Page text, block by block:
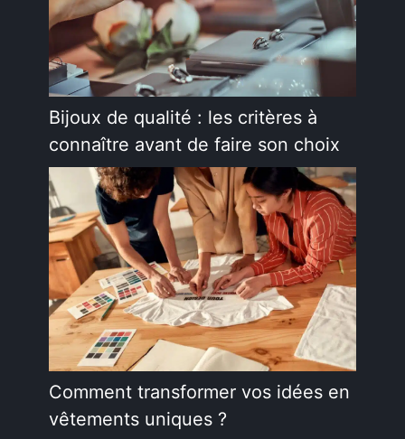
Bijoux de qualité : les critères à
connaître avant de faire son choix
Comment transformer vos idées en
vêtements uniques ?